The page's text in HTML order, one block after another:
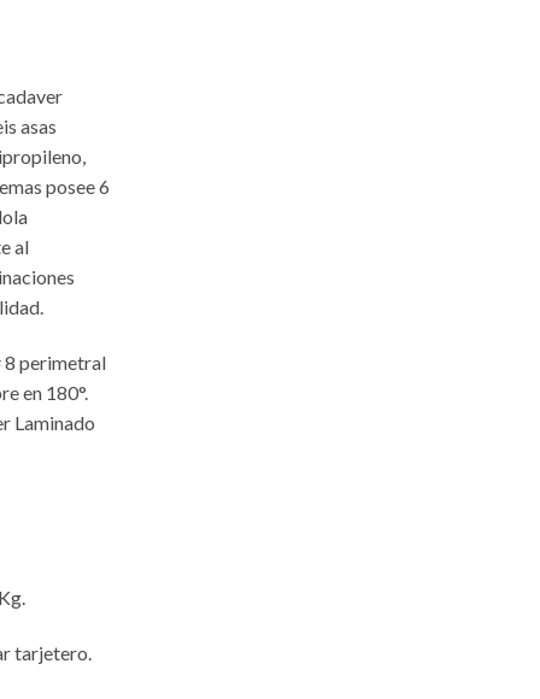
asas
posee 6
al
8 perimetral
en 180°.
Laminado
tarjetero.